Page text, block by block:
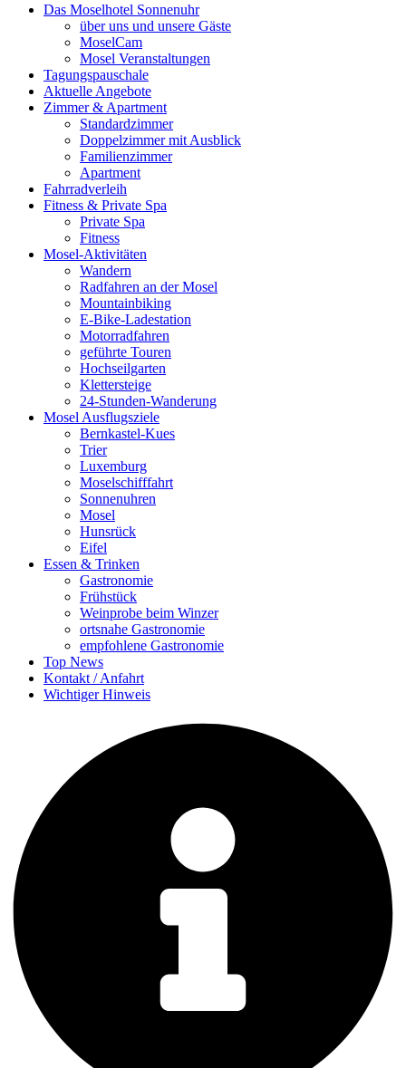
Das Moselhotel Sonnenuhr
über uns und unsere Gäste
MoselCam
Mosel Veranstaltungen
Tagungspauschale
Aktuelle Angebote
Zimmer & Apartment
Standardzimmer
Doppelzimmer mit Ausblick
Familienzimmer
Apartment
Fahrradverleih
Fitness & Private Spa
Private Spa
Fitness
Mosel-Aktivitäten
Wandern
Radfahren an der Mosel
Mountainbiking
E-Bike-Ladestation
Motorradfahren
geführte Touren
Hochseilgarten
Klettersteige
24-Stunden-Wanderung
Mosel Ausflugsziele
Bernkastel-Kues
Trier
Luxemburg
Moselschifffahrt
Sonnenuhren
Mosel
Hunsrück
Eifel
Essen & Trinken
Gastronomie
Frühstück
Weinprobe beim Winzer
ortsnahe Gastronomie
empfohlene Gastronomie
Top News
Kontakt / Anfahrt
Wichtiger Hinweis